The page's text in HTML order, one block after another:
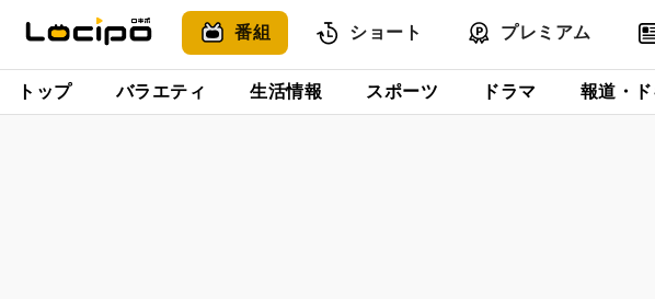
番組 ショート プレミアム
トップ バラエティ 生活情報 スポーツ ドラマ 報道・